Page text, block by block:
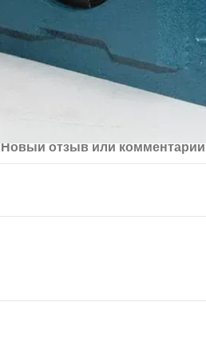
Новый отзыв или комментарий